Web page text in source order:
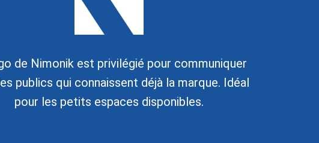
de Nimonik est privilégié pour communiquer
publics qui connaissent déjà la marque. Idéal
pour les petits espaces disponibles.